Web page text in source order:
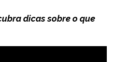
dicas sobre o que